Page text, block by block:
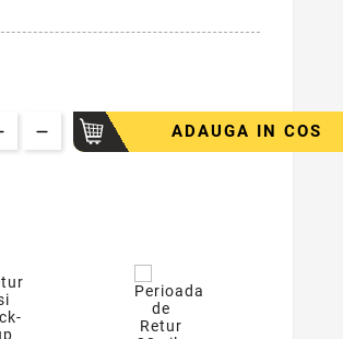
ADAUGA IN COS